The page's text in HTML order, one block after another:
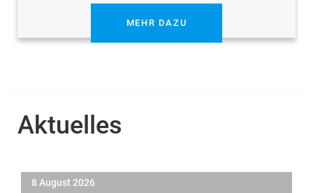
MEHR DAZU
Aktuelles
8 August 2026